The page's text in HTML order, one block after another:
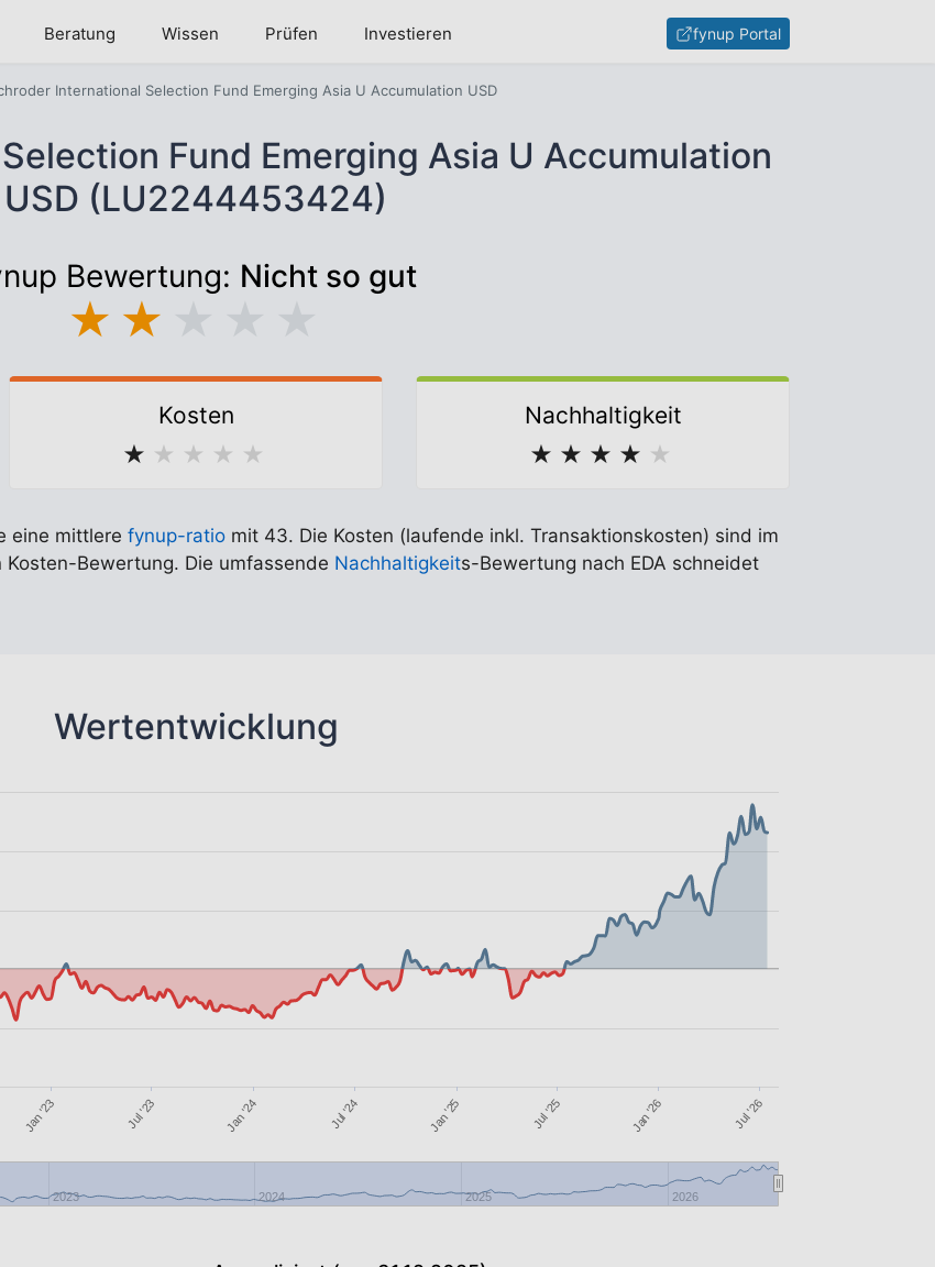
Beratung Wissen Prüfen Investieren fynup Portal
International Selection Fund Emerging Asia U Accumulation USD
Fund Emerging Asia U Accumulation
USD (LU2244453424)
Bewertung: Nicht so gut
★ ★
Kosten
★ ★ ★ ★ ★
Nachhaltigkeit
★ ★ ★ ★ ★
eine mittlere fynup-ratio mit 43. Die Kosten (laufende inkl. Transaktionskosten) sind im
Bewertung. Die umfassende Nachhaltigkeits-Bewertung nach EDA schneidet
Wertentwicklung
Jan '23 Jul '23 Jan '24 Jul '24 Jan '25 Jul '25 Jan '26 Jul '26
2023 2024 2025 2026